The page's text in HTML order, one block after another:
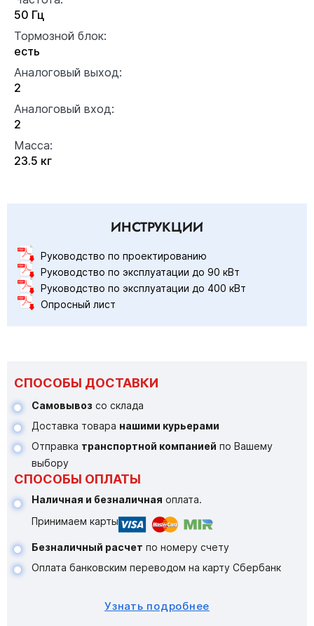
50 Гц
Тормозной блок:
есть
Аналоговый выход:
2
Аналоговый вход:
2
Масса:
23.5 кг
ИНСТРУКЦИИ
Руководство по проектированию
Руководство по эксплуатации до 90 кВт
Руководство по эксплуатации до 400 кВт
Опросный лист
СПОСОБЫ ДОСТАВКИ
Самовывоз со склада
Доставка товара нашими курьерами
Отправка транспортной компанией по Вашему
выбору
СПОСОБЫ ОПЛАТЫ
Наличная и безналичная оплата.
Принимаем карты
Безналичный расчет по номеру счету
Оплата банковским переводом на карту Сбербанк
Узнать подробнее